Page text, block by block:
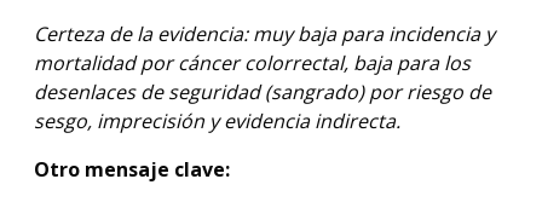
Certeza de la evidencia: muy baja para incidencia y
mortalidad por cáncer colorrectal, baja para los
desenlaces de seguridad (sangrado) por riesgo de
sesgo, imprecisión y evidencia indirecta.
Otro mensaje clave: